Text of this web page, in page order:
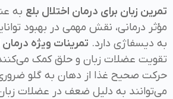
تمرین زبان برای درمان اختلال بلع به
مؤثر درمانی، نقش مهمی در بهبود
به دیسفاژی دارد. تمرینات ویژه درمان
تقویت عضلات زبان و حلق کمک
حرکت صحیح غذا از دهان به گلو
می‌توانند به دلیل ضعف در عضلات